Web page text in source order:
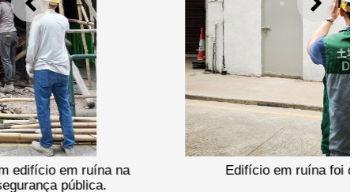
ANTERIOR
Edifício em ruína foi demolido.